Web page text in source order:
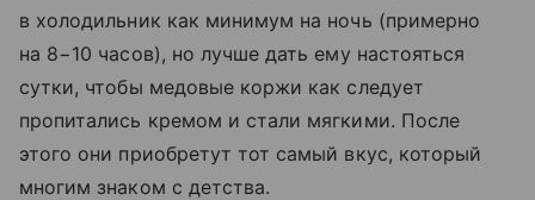
в холодильник как минимум на ночь (примерно
на 8−10 часов), но лучше дать ему настояться
сутки, чтобы медовые коржи как следует
пропитались кремом и стали мягкими. После
этого они приобретут тот самый вкус, который
многим знаком с детства.